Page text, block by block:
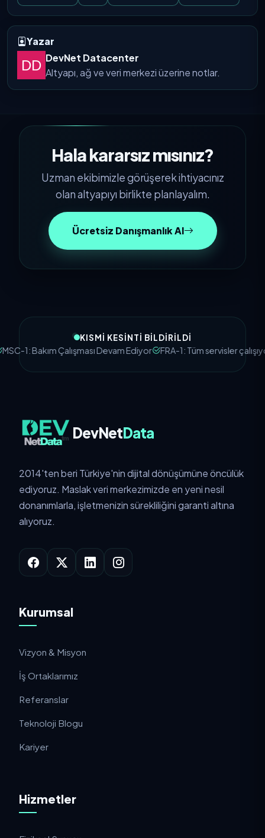
Yazar
DevNet Datacenter
Altyapı, ağ ve veri merkezi üzerine notlar.
Hala kararsız mısınız?
Uzman ekibimizle görüşerek ihtiyacınız
olan altyapıyı birlikte planlayalım.
Ücretsiz Danışmanlık Al
KISMI KESINTI BILDIRILDI
Çalışması Devam Ediyor FRA-1: Tüm servisler çalışıyor SFC-1:
DevNetData
2014'ten beri Türkiye'nin dijital dönüşümüne öncülük
ediyoruz. Maslak veri merkezimizde en yeni nesil
donanımlarla, işletmenizin sürekliliğini garanti altına
alıyoruz.
Kurumsal
Vizyon & Misyon
İş Ortaklarımız
Referanslar
Teknoloji Blogu
Kariyer
Hizmetler